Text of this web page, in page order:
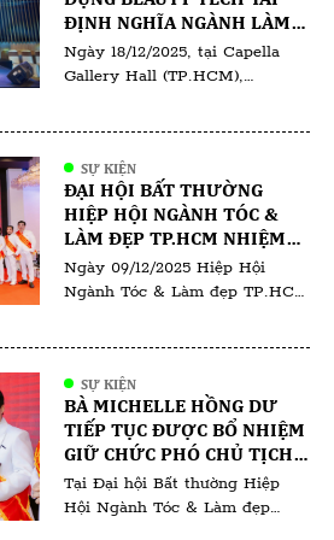
ĐỊNH NGHĨA NGÀNH LÀM
ĐẸP TẠI VIỆT NAM
Ngày 18/12/2025, tại Capella
Gallery Hall (TP.HCM),
quan trọng trong việc ứng
dụng công nghệ vào ngành làm
đẹp và chăm sóc sức khỏe tại
Việt Nam. Sự kiện quy tụ các
doanh nghiệp làm đẹp, đối tác
[…]
SỰ KIỆN
ĐẠI HỘI BẤT THƯỜNG
HIỆP HỘI NGÀNH TÓC &
LÀM ĐẸP TP.HCM NHIỆM
KỲ I (2025–2030)
Ngày 09/12/2025 Hiệp Hội
Ngành Tóc & Làm đẹp TP.HCM
của đông đảo hội viên, các
chuyên gia trong ngành cùng
đại diện salon, học viện đào tạo
và doanh nghiệp hoạt động
trong lĩnh […]
SỰ KIỆN
BÀ MICHELLE HỒNG DƯ
TIẾP TỤC ĐƯỢC BỔ NHIỆM
GIỮ CHỨC PHÓ CHỦ TỊCH
ĐÀO TẠO NGÀNH LÀM ĐẸP -
HIỆP HỘI NGÀNH TÓC &
Tại Đại hội Bất thường Hiệp
Hội Ngành Tóc & Làm đẹp